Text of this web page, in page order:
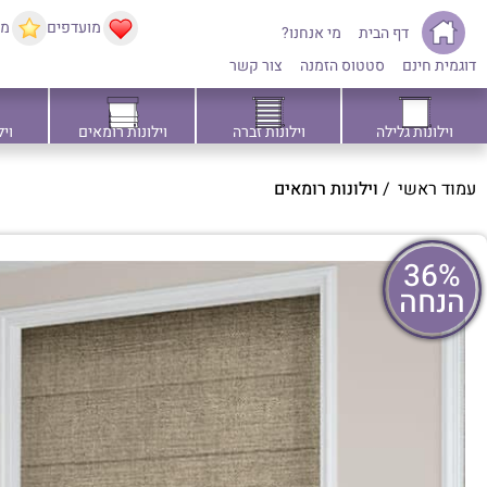
דף הבית
מי אנחנו?
דוגמית חינם
סטטוס הזמנה צור קשר
מועדפים
וילונות גלילה וילונות זברה וילונות רומאים
עמוד ראשי / וילונות רומאים
36%
הנחה